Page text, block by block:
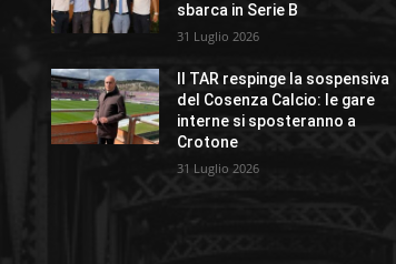
sbarca in Serie B
31 Luglio 2026
Il TAR respinge la sospensiva
del Cosenza Calcio: le gare
interne si sposteranno a
Crotone
31 Luglio 2026